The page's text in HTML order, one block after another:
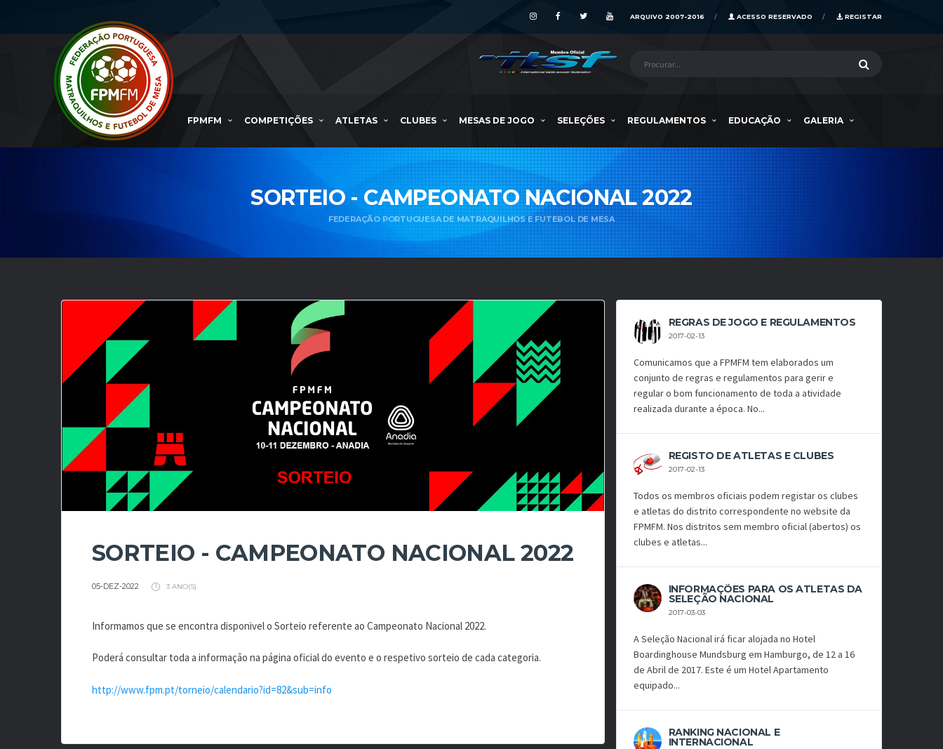
REGISTAR
ACESSO RESERVADO
ARQUIVO 2007-2016
FPMFM COMPETIÇÕES ATLETAS CLUBES MESAS DE JOGO SELEÇÕES REGULAMENTOS EDUCAÇÃO GALERIA
SORTEIO - CAMPEONATO NACIONAL 2022
FEDERAÇÃO PORTUGUESA DE MATRAQUILHOS E FUTEBOL DE MESA
SORTEIO - CAMPEONATO NACIONAL 2022
05-DEZ-2022 3 ANO(S)
Informamos que se encontra disponivel o Sorteio referente ao Campeonato Nacional 2022.
Poderá consultar toda a informação na página oficial do evento e o respetivo sorteio de cada categoria.
http://www.fpm.pt/torneio/calendario?id=82&sub=info
REGRAS DE JOGO E REGULAMENTOS
2017-02-13
Comunicamos que a FPMFM tem elaborados um
conjunto de regras e regulamentos para gerir e
regular o bom funcionamento de toda a atividade
realizada durante a época. No...
REGISTO DE ATLETAS E CLUBES
2017-02-13
Todos os membros oficiais podem registar os clubes
e atletas do distrito correspondente no website da
FPMFM. Nos distritos sem membro oficial (abertos) os
clubes e atletas...
INFORMAÇÕES PARA OS ATLETAS DA
SELEÇÃO NACIONAL
2017-03-03
A Seleção Nacional irá ficar alojada no Hotel
Boardinghouse Mundsburg em Hamburgo, de 12 a 16
de Abril de 2017. Este é um Hotel Apartamento
equipado...
RANKING NACIONAL E
INTERNACIONAL